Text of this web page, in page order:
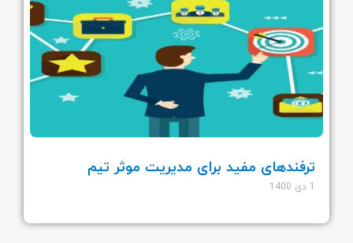
ترفندهای مفید برای مدیریت موثر تیم